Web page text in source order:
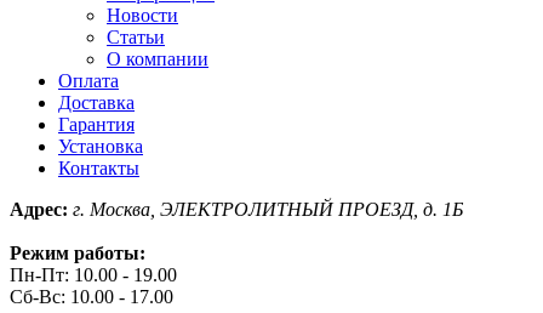
Новости
Статьи
О компании
Оплата
Доставка
Гарантия
Установка
Контакты
Адрес: г. Москва, ЭЛЕКТРОЛИТНЫЙ ПРОЕЗД, д. 1Б
Режим работы:
Пн-Пт: 10.00 - 19.00
Сб-Вс: 10.00 - 17.00